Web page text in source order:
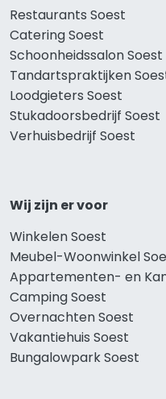
Restaurants Soest
Catering Soest
Schoonheidssalon Soest
Tandartspraktijken
Loodgieters Soest
Stukadoorsbedrijf Soest
Verhuisbedrijf Soest
Wij zijn er voor
Winkelen Soest
Meubel-Woonwinkel
Appartementen- en
Camping Soest
Overnachten Soest
Vakantiehuis Soest
Bungalowpark Soest